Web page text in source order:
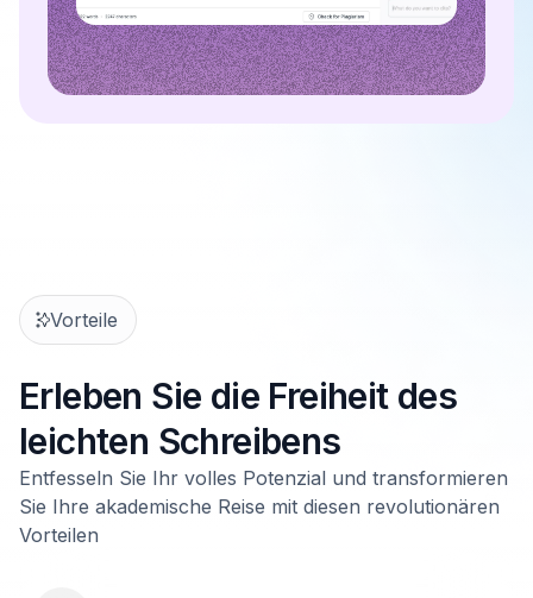
Vorteile
Erleben Sie die Freiheit des
leichten Schreibens
Entfesseln Sie Ihr volles Potenzial und transformieren
Sie Ihre akademische Reise mit diesen revolutionären
Vorteilen